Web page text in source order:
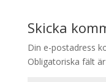
Skicka
Din e-postadress
Obligatoriska fält